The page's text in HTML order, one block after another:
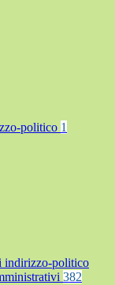
politico 1
indirizzo-politico
382